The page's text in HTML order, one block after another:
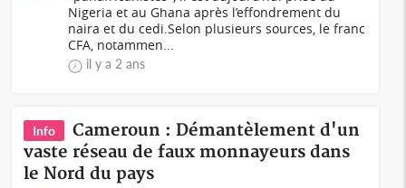
Nigeria et au Ghana après l’effondrement du
naira et du cedi.Selon plusieurs sources, le franc
CFA, notammen...
il y a 2 ans
Info
Cameroun : Démantèlement d'un
vaste réseau de faux monnayeurs dans
le Nord du pays